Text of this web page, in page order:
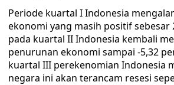
Periode kuartal I Indonesia
ekonomi yang masih positif sebesar
pada kuartal II Indonesia kembali
penurunan ekonomi sampai -5,32
kuartal III perekenomian Indonesia
negara ini akan terancam resesi